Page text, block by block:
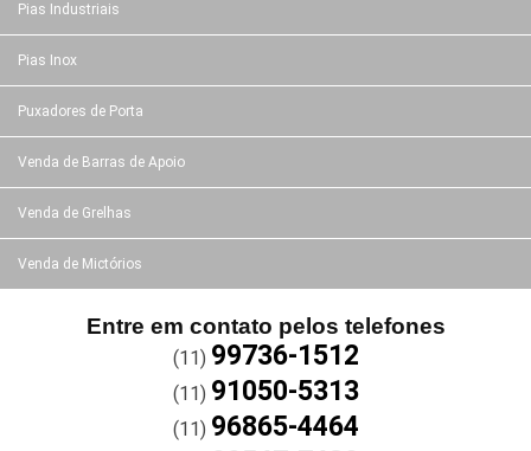
Pias Industriais
Pias Inox
Puxadores de Porta
Venda de Barras de Apoio
Venda de Grelhas
Venda de Mictórios
Entre em contato pelos telefones
(11) 99736-1512
(11) 91050-5313
(11) 96865-4464